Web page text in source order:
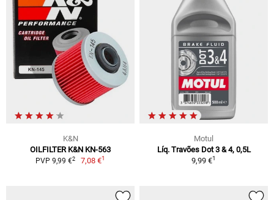
K&N
OILFILTER K&N KN-563
PVP 9,99 €2 7,08 €1
Motul
Líq. Travões Dot 3 & 4, 0,5L
9,99 €1